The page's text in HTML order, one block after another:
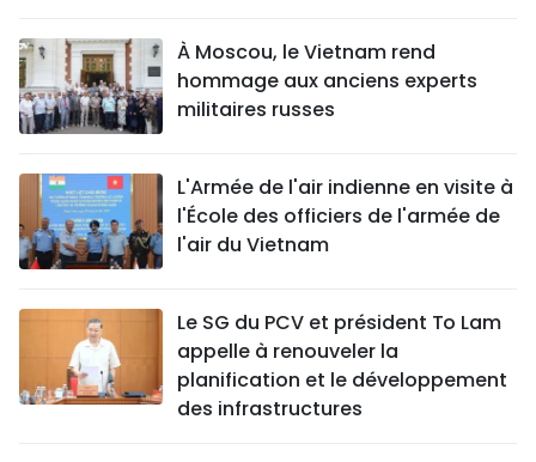
À Moscou, le Vietnam rend
hommage aux anciens experts
militaires russes
L'Armée de l'air indienne en visite à
l'École des officiers de l'armée de
l'air du Vietnam
Le SG du PCV et président To Lam
appelle à renouveler la
planification et le développement
des infrastructures